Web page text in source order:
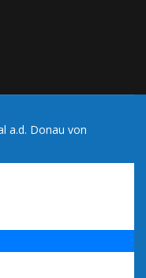
a.d. Donau von